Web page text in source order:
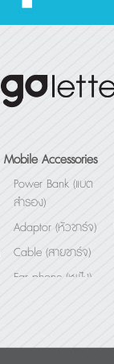
Mobile Accessories
Power Bank (แบต
สำรอง)
Adaptor (หัวชาร์จ)
Cable (สายชาร์จ)
Ear phone (หูฟัง)
Others (อื่นๆ)